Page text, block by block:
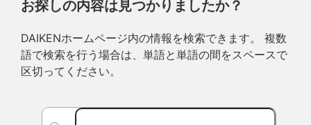
お探しの内容は見つかりましたか？
DAIKENホームページ内の情報を検索できます。 複数
語で検索を行う場合は、単語と単語の間をスペースで
区切ってください。